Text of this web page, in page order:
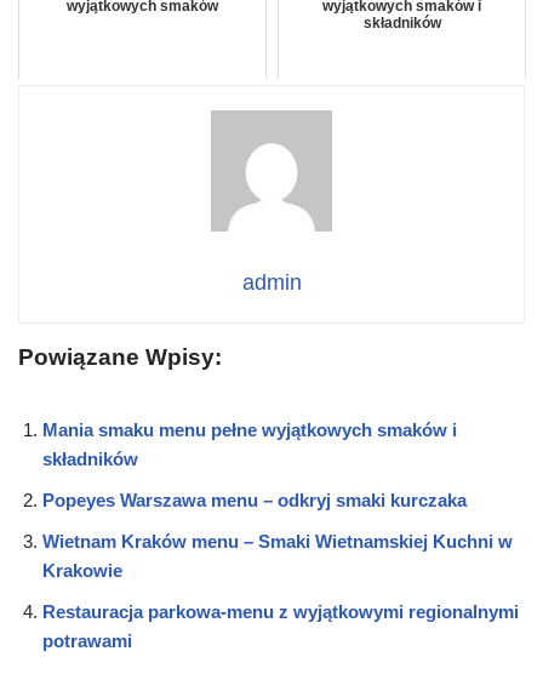
wyjątkowych smaków
wyjątkowych smaków i
składników
admin
Powiązane Wpisy:
Mania smaku menu pełne wyjątkowych smaków i
składników
Popeyes Warszawa menu – odkryj smaki kurczaka
Wietnam Kraków menu – Smaki Wietnamskiej Kuchni w
Krakowie
Restauracja parkowa-menu z wyjątkowymi regionalnymi
potrawami